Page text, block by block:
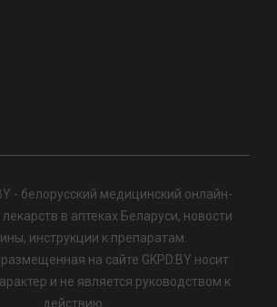
- белорусский медицинский онлайн-
в аптеках Беларуси, новости
инструкции к препаратам.
на сайте GKPD.BY носит
и не является руководством к
действию.